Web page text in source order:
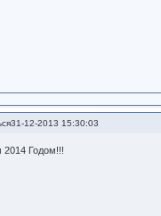
31-12-2013 15:30:03
Годом!!!